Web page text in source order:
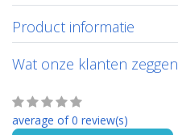
Product informatie
Wat onze klanten zeggen
average of 0 review(s)